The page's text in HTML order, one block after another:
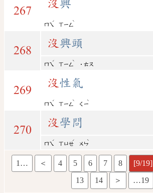
267
沒 興
ㄇㄟ
ˊ
ㄒㄧㄥ
ˋ
268
沒 興頭
ㄇㄟ
ˊ
ㄒㄧㄥ
ˋ
˙ㄊㄡ
269
沒 性氣
ㄇㄟ
ˊ
ㄒㄧㄥ
ˋ
ㄑㄧ
ˋ
270
沒 學問
ㄇㄟ
ˊ
ㄒㄩㄝ
ˊ
ㄨㄣ
ˋ
1… ＜ 4 5 6 7 8 [9/19]
13
14 ＞ …19